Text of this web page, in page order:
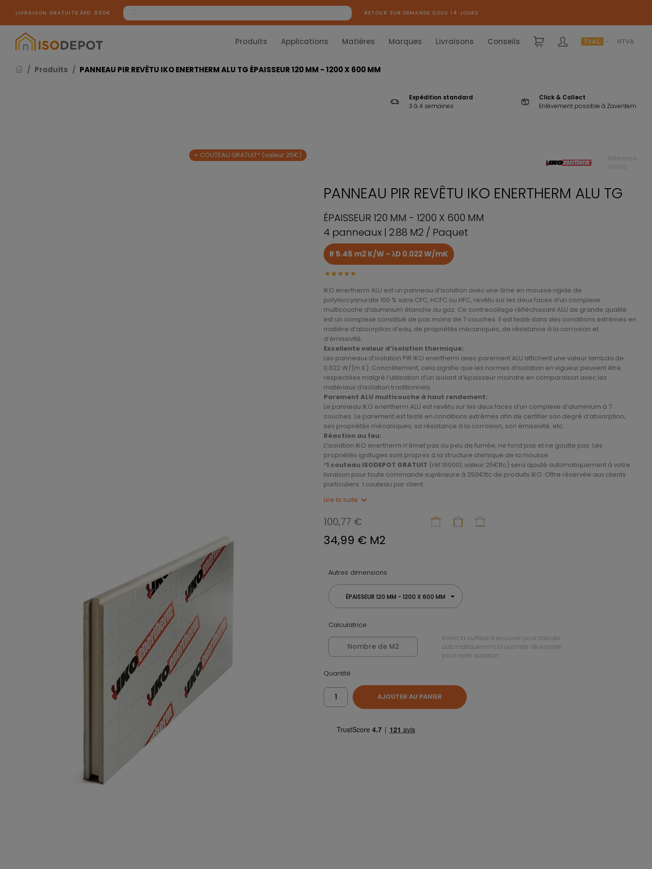
LIVRAISON GRATUITE ÀPD. 900€ RETOUR SUR DEMANDE SOUS 14 JOURS
Produits Applications Matières Marques Livraisons Conseils TVAC HTVA
Produits PANNEAU PIR REVÊTU IKO ENERTHERM ALU TG ÉPAISSEUR 120 MM - 1200 X 600 MM
Expédition standard
3 à 4 semaines
Click & Collect
Enlèvement possible à Zaventem
+ COUTEAU GRATUIT* (valeur 25€)
Référence
00456
PANNEAU PIR REVÊTU IKO ENERTHERM ALU TG
ÉPAISSEUR 120 MM - 1200 X 600 MM
4 panneaux | 2.88 M2 / Paquet
R 5.45 m2 K/W - λD 0.022 W/mK
IKO enertherm ALU est un panneau d’isolation avec une âme en mousse rigide de
polyisocyanurate 100 % sans CFC, HCFC ou HFC, revêtu sur les deux faces d’un complexe
multicouche d’aluminium étanche au gaz. Ce contrecollage réfléchissant ALU de grande qualité
est un complexe constitué de pas moins de 7 couches. Il est testé dans des conditions extrêmes en
matière d’absorption d’eau, de propriétés mécaniques, de résistance à la corrosion et
d’émissivité.
Excellente valeur d’isolation thermique:
Les panneaux d’isolation PIR IKO enertherm avec parement ALU affichent une valeur lambda de
0,022 W/(m.K). Concrètement, cela signifie que les normes d’isolation en vigueur peuvent être
respectées malgré l’utilisation d’un isolant d’épaisseur moindre en comparaison avec les
matériaux d’isolation traditionnels.
Parement ALU multicouche à haut rendement:
Le panneau IKO enertherm ALU est revêtu sur les deux faces d’un complexe d’aluminium à 7
couches. Le parement est testé en conditions extrêmes afin de certifier son degré d’absorption,
ses propriétés mécaniques, sa résistance à la corrosion, son émissivité, etc.
Réaction au feu:
L’isolation IKO enertherm n’émet pas ou peu de fumée, ne fond pas et ne goutte pas. Les
propriétés ignifuges sont propres à la structure chimique de la mousse.
*1 couteau ISODEPOT GRATUIT (réf 100001, valeur 25€ttc) sera ajouté automatiquement à votre
livraison pour toute commande supérieure à 250€ttc de produits IKO. Offre réservée aux clients
particuliers. 1 couteau par client.
Lire la suite expand_more
100,77 €
34,99 € M2
Autres dimensions
ÉPAISSEUR 120 MM - 1200 X 600 MM
Calculatrice
Entrez la surface à recouvrir pour calculer
automatiquement la quantité nécessaire
pour votre isolation.
Quantité
AJOUTER AU PANIER